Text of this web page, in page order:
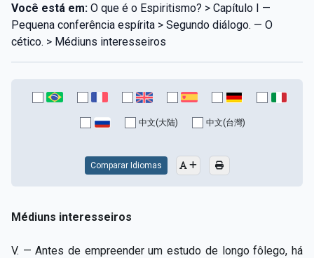
Você está em: O que é o Espiritismo? > Capítulo I —
Pequena conferência espírita > Segundo diálogo. — O
cético. > Médiuns interesseiros
中文(大陆) 中文(台灣)
Comparar Idiomas
Médiuns interesseiros
V. — Antes de empreender um estudo de longo fôlego, há